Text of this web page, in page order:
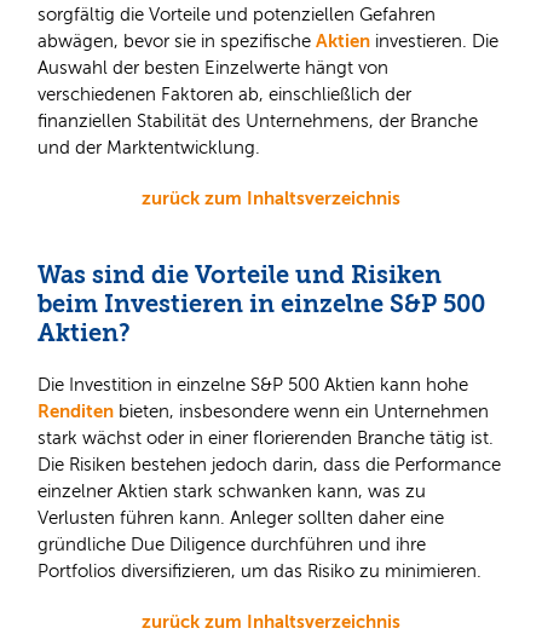
sorgfältig die Vorteile und potenziellen Gefahren
abwägen, bevor sie in spezifische Aktien investieren. Die
Auswahl der besten Einzelwerte hängt von
verschiedenen Faktoren ab, einschließlich der
finanziellen Stabilität des Unternehmens, der Branche
und der Marktentwicklung.
zurück zum Inhaltsverzeichnis
Was sind die Vorteile und Risiken
beim Investieren in einzelne S&P 500
Aktien?
Die Investition in einzelne S&P 500 Aktien kann hohe
Renditen bieten, insbesondere wenn ein Unternehmen
stark wächst oder in einer florierenden Branche tätig ist.
Die Risiken bestehen jedoch darin, dass die Performance
einzelner Aktien stark schwanken kann, was zu
Verlusten führen kann. Anleger sollten daher eine
gründliche Due Diligence durchführen und ihre
Portfolios diversifizieren, um das Risiko zu minimieren.
zurück zum Inhaltsverzeichnis